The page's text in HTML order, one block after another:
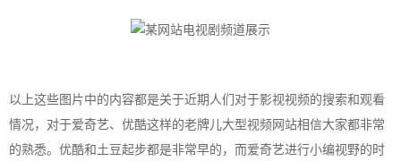
以上这些图片中的内容都是关于近期人们对于影视视频的搜索和观看
情况，对于爱奇艺、优酷这样的老牌儿大型视频网站相信大家都非常
的熟悉。优酷和土豆起步都是非常早的，而爱奇艺进行小编视野的时